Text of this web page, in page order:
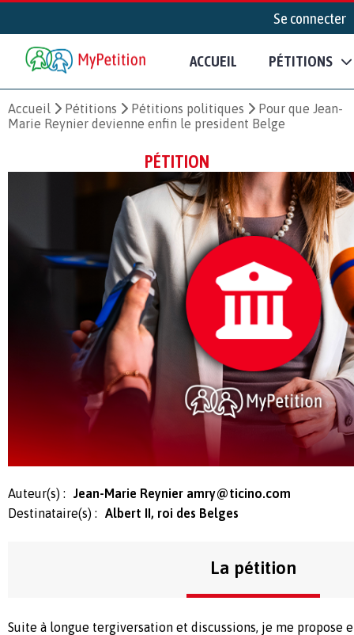
Se connecter
ACCUEIL PÉTITIONS
Accueil Pétitions Pétitions politiques
Pour que Jean-
Marie Reynier devienne enfin le president Belge
PÉTITION
Auteur(s) : Jean-Marie Reynier amry@ticino.com
Destinataire(s) :
Albert II, roi des Belges
La pétition
Suite à longue tergiversation et discussions, je me propose